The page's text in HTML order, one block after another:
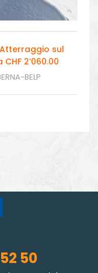
Atterraggio sul
2’060.00
BELP
50